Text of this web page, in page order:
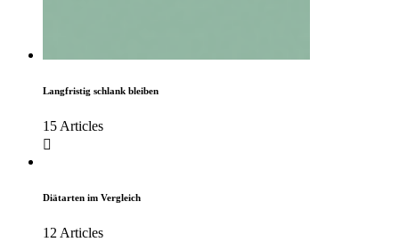
Langfristig schlank bleiben
15 Articles
Diätarten im Vergleich
12 Articles